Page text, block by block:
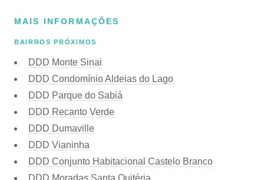
MAIS INFORMAÇÕES
BAIRROS PRÓXIMOS
DDD Monte Sinai
DDD Condomínio Aldeias do Lago
DDD Parque do Sabiá
DDD Recanto Verde
DDD Dumaville
DDD Vianinha
DDD Conjunto Habitacional Castelo Branco
DDD Moradas Santa Quitéria